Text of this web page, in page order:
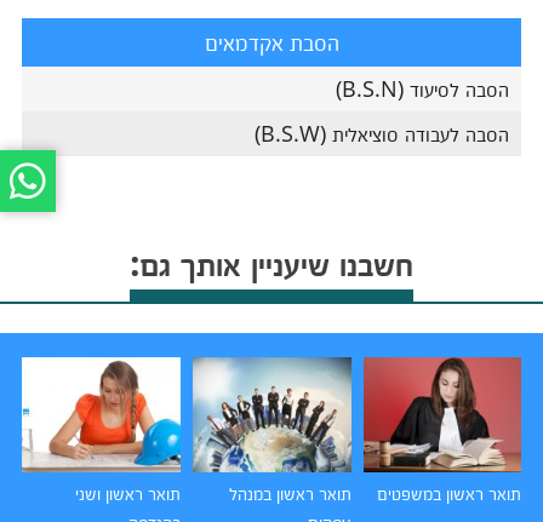
הסבת אקדמאים
הסבה לסיעוד (B.S.N)
הסבה לעבודה סוציאלית (B.S.W)
חשבנו שיעניין אותך גם:
תואר ראשון במשפטים
תואר ראשון במנהל
תואר ראשון ושני